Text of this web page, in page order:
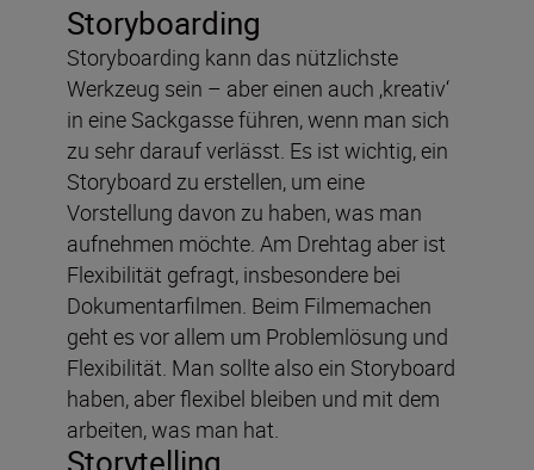
Storyboarding
Storyboarding kann das nützlichste
Werkzeug sein – aber einen auch ‚kreativ‘
in eine Sackgasse führen, wenn man sich
zu sehr darauf verlässt. Es ist wichtig, ein
Storyboard zu erstellen, um eine
Vorstellung davon zu haben, was man
aufnehmen möchte. Am Drehtag aber ist
Flexibilität gefragt, insbesondere bei
Dokumentarfilmen. Beim Filmemachen
geht es vor allem um Problemlösung und
Flexibilität. Man sollte also ein Storyboard
haben, aber flexibel bleiben und mit dem
arbeiten, was man hat.